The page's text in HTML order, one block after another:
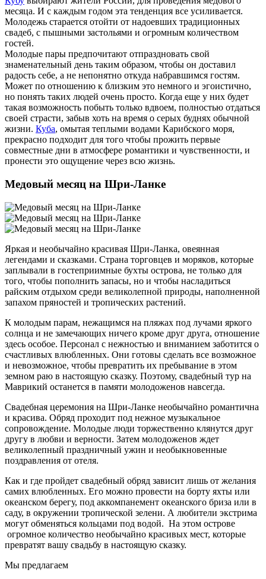
месяца. И с каждым годом эта тенденция все усиливается.
Молодежь старается отойти от надоевших традиционных
свадеб, с пышными застольями и огромным количеством
гостей.
Молодые пары предпочитают отпраздновать свой
знаменательный день таким образом, чтобы он доставил
радость себе, а не непонятно откуда набравшимся гостям.
Может по отношению к близким это немного и эгоистично,
но понять таких людей очень просто. Когда еще у них будет
такая возможность побыть только вдвоем, полностью отдаться
своей страсти, забыв хоть на время о серых буднях обычной
жизни. Куба, омытая теплыми водами Карибского моря,
прекрасно подходит для того чтобы прожить первые
совместные дни в атмосфере романтики и чувственности, и
пронести это ощущение через всю жизнь.
Медовый месяц на Шри-Ланке
Яркая и необычайно красивая Шри-Ланка, овеянная
легендами и сказками. Страна торговцев и моряков, которые
заплывали в гостеприимные бухты острова, не только для
того, чтобы пополнить запасы, но и чтобы насладиться
райским отдыхом среди великолепной природы, наполненной
запахом пряностей и тропических растений.
К молодым парам, нежащимся на пляжах под лучами яркого
солнца и не замечающих ничего кроме друг друга, отношение
здесь особое. Персонал с нежностью и вниманием заботится о
счастливых влюбленных. Они готовы сделать все возможное
и невозможное, чтобы превратить их пребывание в этом
земном раю в настоящую сказку. Поэтому, свадебный тур на
Маврикий останется в памяти молодоженов навсегда.
Свадебная церемония на Шри-Ланке необычайно романтична
и красива. Обряд проходит под нежное музыкальное
сопровождение. Молодые люди торжественно клянутся друг
другу в любви и верности. Затем молодоженов ждет
великолепный праздничный ужин и необыкновенные
поздравления от отеля.
Как и где пройдет свадебный обряд зависит лишь от желания
самих влюбленных. Его можно провести на борту яхты или
океанском берегу, под аккомпанемент океанского бриза или в
саду, в окружении тропической зелени. А любители экстрима
могут обменяться кольцами под водой. На этом острове
огромное количество необычайно красивых мест, которые
превратят вашу свадьбу в настоящую сказку.
Мы предлагаем